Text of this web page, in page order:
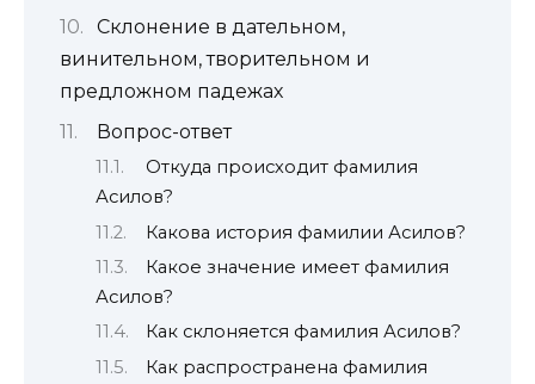
Склонение в дательном,
винительном, творительном и
предложном падежах
Вопрос-ответ
Откуда происходит фамилия
Асилов?
Какова история фамилии Асилов?
Какое значение имеет фамилия
Асилов?
Как склоняется фамилия Асилов?
Как распространена фамилия